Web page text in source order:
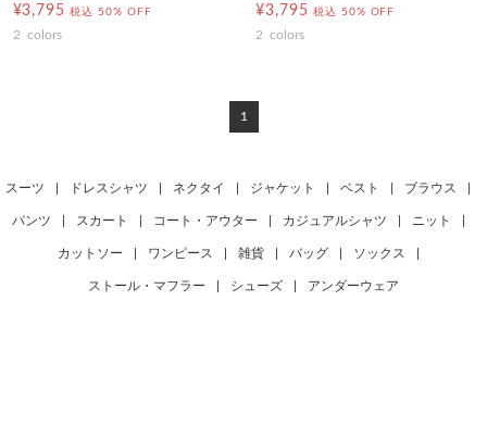
¥3,795 税込 50% OFF
2 colors
¥3,795 税込 50% OFF
2 colors
1
スーツ ドレスシャツ ネクタイ ジャケット ベスト ブラウス
パンツ スカート コート・アウター カジュアルシャツ ニット
カットソー ワンピース 雑貨 バッグ ソックス
ストール・マフラー シューズ アンダーウェア